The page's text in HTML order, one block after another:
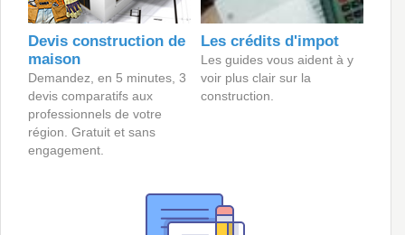
Devis construction de
maison
Demandez, en 5 minutes, 3
devis comparatifs aux
professionnels de votre
région. Gratuit et sans
engagement.
Les crédits d'impot
Les guides vous aident à y
voir plus clair sur la
construction.